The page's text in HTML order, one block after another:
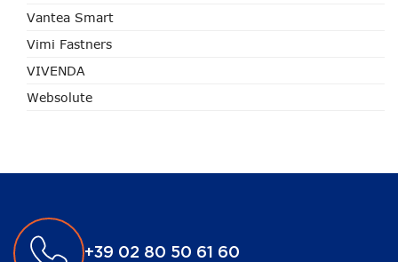
Vantea Smart
Vimi Fastners
VIVENDA
Websolute
+39 02 80 50 61 60